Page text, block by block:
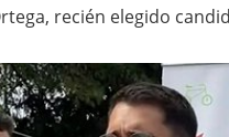
recién elegido